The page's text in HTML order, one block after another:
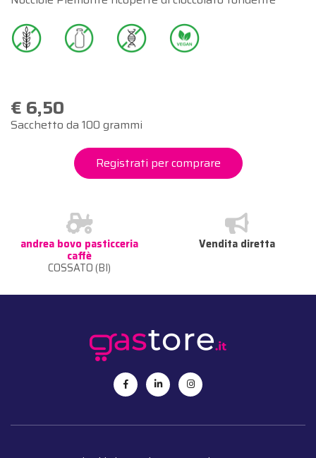
€ 6,50
Sacchetto da 100 grammi
Registrati per comprare
andrea bovo pasticceria
caffè
COSSATO (BI)
Vendita diretta